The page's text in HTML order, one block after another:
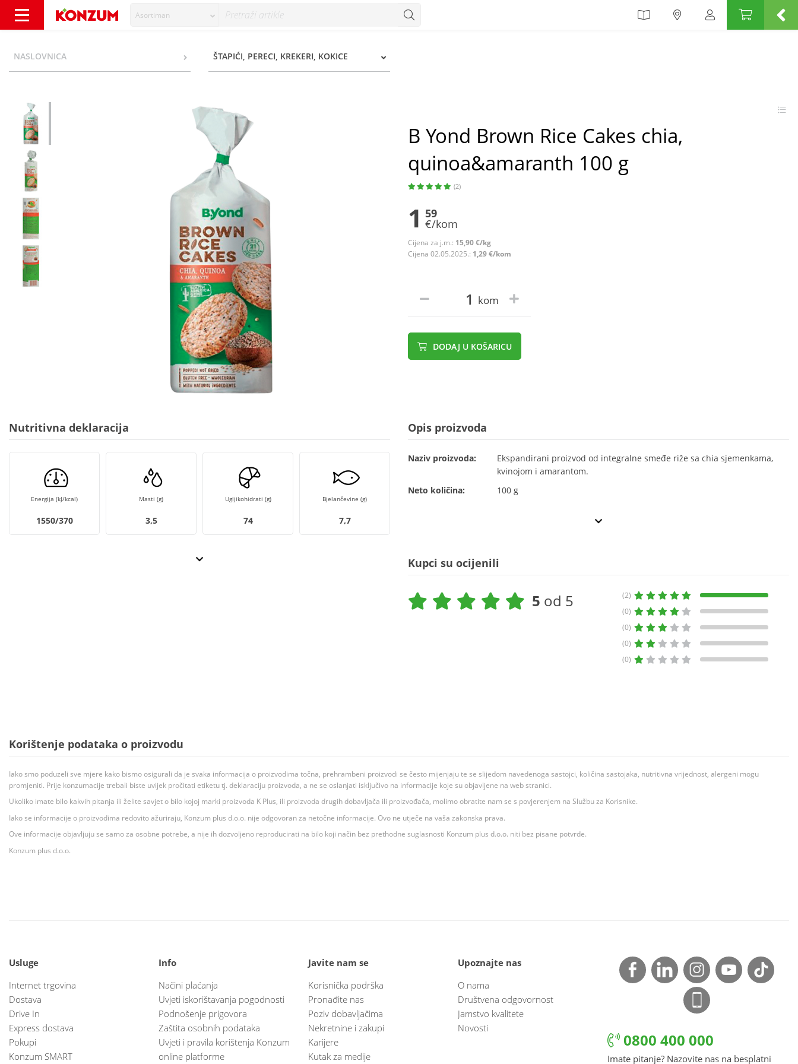
Asortiman
NASLOVNICA ŠTAPIĆI, PERECI, KREKERI, KOKICE
B Yond Brown Rice Cakes chia,
quinoa&amaranth 100 g
(2)
1 59
€/kom
Cijena za j.m.: 15,90 €/kg
Cijena 02.05.2025.: 1,29 €/kom
kom
DODAJ U KOŠARICU
Nutritivna deklaracija
Energija (kJ/kcal)
1550/370
Masti (g)
3,5
Ugljikohidrati (g)
74
Bjelančevine (g)
7,7
Opis proizvoda
Naziv proizvoda:
Ekspandirani proizvod od integralne smeđe riže sa chia sjemenkama,
kvinojom i amarantom.
Neto količina:
100 g
Kupci su ocijenili
5 od 5
(2)
(0)
(0)
(0)
(0)
Korištenje podataka o proizvodu
Iako smo poduzeli sve mjere kako bismo osigurali da je svaka informacija o proizvodima točna, prehrambeni proizvodi se često mijenjaju te se slijedom navedenoga sastojci, količina sastojaka, nutritivna vrijednost, alergeni mogu
promjeniti. Prije konzumacije trebali biste uvijek pročitati etiketu tj. deklaraciju proizvoda, a ne se oslanjati isključivo na informacije koje su objavljene na web stranici.
Ukoliko imate bilo kakvih pitanja ili želite savjet o bilo kojoj marki proizvoda K Plus, ili proizvoda drugih dobavljača ili proizvođača, molimo obratite nam se s povjerenjem na Službu za Korisnike.
Iako se informacije o proizvodima redovito ažuriraju, Konzum plus d.o.o. nije odgovoran za netočne informacije. Ovo ne utječe na vaša zakonska prava.
Ove informacije objavljuju se samo za osobne potrebe, a nije ih dozvoljeno reproducirati na bilo koji način bez prethodne suglasnosti Konzum plus d.o.o. niti bez pisane potvrde.
Konzum plus d.o.o.
Usluge
Internet trgovina
Dostava
Drive In
Express dostava
Pokupi
Konzum SMART
Info
Načini plaćanja
Uvjeti iskorištavanja pogodnosti
Podnošenje prigovora
Zaštita osobnih podataka
Uvjeti i pravila korištenja Konzum
online platforme
Javite nam se
Korisnička podrška
Pronađite nas
Poziv dobavljačima
Nekretnine i zakupi
Karijere
Kutak za medije
Upoznajte nas
O nama
Društvena odgovornost
Jamstvo kvalitete
Novosti
0800 400 000
Imate pitanje? Nazovite nas na besplatni